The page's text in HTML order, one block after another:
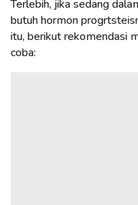
Terlebih, jika sedang
butuh hormon
itu, berikut rekomendasi
coba: